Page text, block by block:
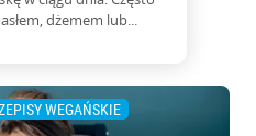
dżemem lub...
WEGAŃSKIE